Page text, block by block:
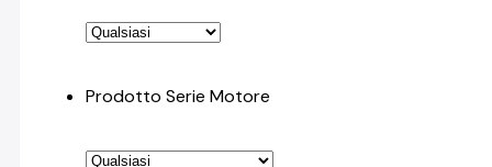
Prodotto Serie Motore